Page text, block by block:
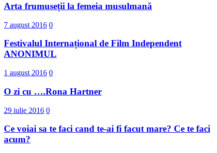
Arta frumuseții la femeia musulmană
7 august 2016 0
Festivalul Internațional de Film Independent
ANONIMUL
1 august 2016 0
O zi cu ….Rona Hartner
29 iulie 2016 0
Ce voiai sa te faci cand te-ai fi facut mare? Ce te faci
acum?